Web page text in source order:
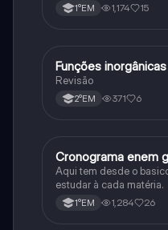
1°EM 1,174 15
Química
Funções inorgânicas
Revisão
2°EM 371 6
Português
Cronograma enem
Aqui tem desde o
estudar à cada matéria.
1°EM 1,284 26